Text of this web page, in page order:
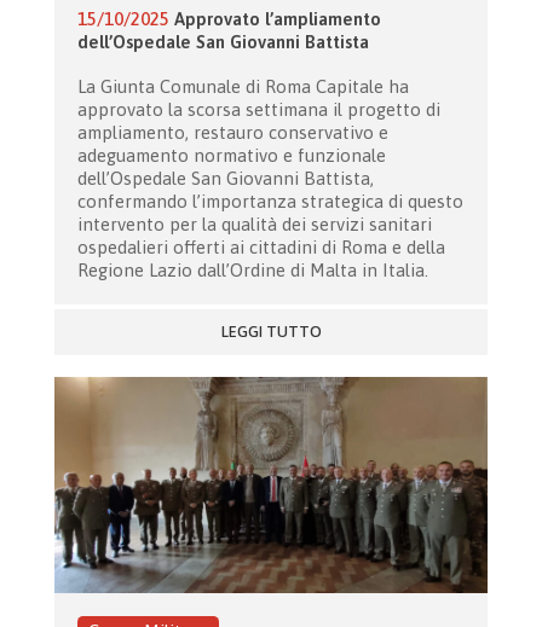
15/10/2025 Approvato l’ampliamento
dell’Ospedale San Giovanni Battista
La Giunta Comunale di Roma Capitale ha
approvato la scorsa settimana il progetto di
ampliamento, restauro conservativo e
adeguamento normativo e funzionale
dell’Ospedale San Giovanni Battista,
confermando l’importanza strategica di questo
intervento per la qualità dei servizi sanitari
ospedalieri offerti ai cittadini di Roma e della
Regione Lazio dall’Ordine di Malta in Italia.
LEGGI TUTTO